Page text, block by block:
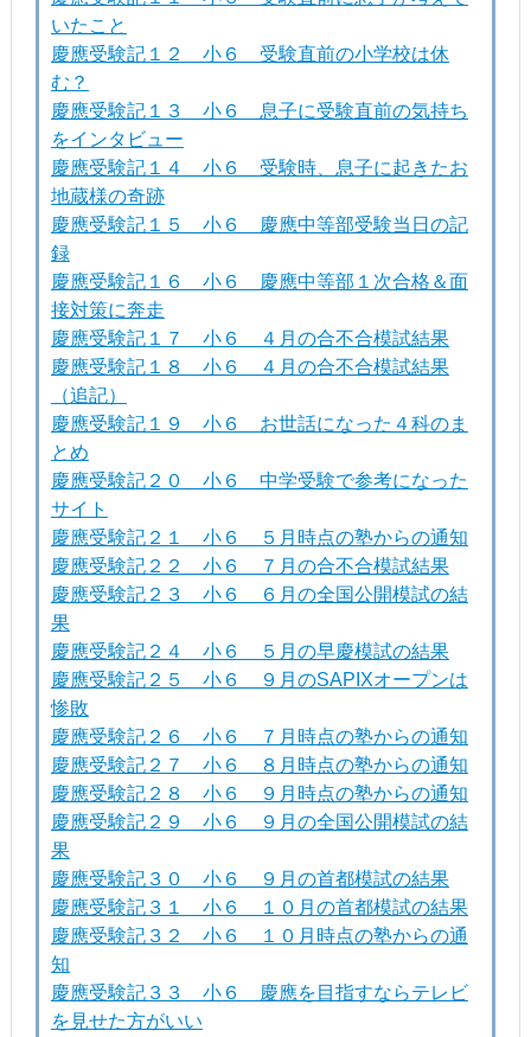
いたこと
慶應受験記１２ 小６ 受験直前の小学校は休
む？
慶應受験記１３ 小６ 息子に受験直前の気持ち
をインタビュー
慶應受験記１４ 小６ 受験時、息子に起きたお
地蔵様の奇跡
慶應受験記１５ 小６ 慶應中等部受験当日の記
録
慶應受験記１６ 小６ 慶應中等部１次合格＆面
接対策に奔走
慶應受験記１７ 小６ ４月の合不合模試結果
慶應受験記１８ 小６ ４月の合不合模試結果
（追記）
慶應受験記１９ 小６ お世話になった４科のま
とめ
慶應受験記２０ 小６ 中学受験で参考になった
サイト
慶應受験記２１ 小６ ５月時点の塾からの通知
慶應受験記２２ 小６ ７月の合不合模試結果
慶應受験記２３ 小６ ６月の全国公開模試の結
果
慶應受験記２４ 小６ ５月の早慶模試の結果
慶應受験記２５ 小６ ９月のSAPIXオープンは
惨敗
慶應受験記２６ 小６ ７月時点の塾からの通知
慶應受験記２７ 小６ ８月時点の塾からの通知
慶應受験記２８ 小６ ９月時点の塾からの通知
慶應受験記２９ 小６ ９月の全国公開模試の結
果
慶應受験記３０ 小６ ９月の首都模試の結果
慶應受験記３１ 小６ １０月の首都模試の結果
慶應受験記３２ 小６ １０月時点の塾からの通
知
慶應受験記３３ 小６ 慶應を目指すならテレビ
を見せた方がいい